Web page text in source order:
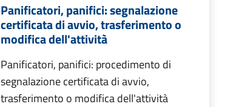
Panificatori, panifici: segnalazione
certificata di avvio, trasferimento o
modifica dell'attività
Panificatori, panifici: procedimento di
segnalazione certificata di avvio,
trasferimento o modifica dell'attività